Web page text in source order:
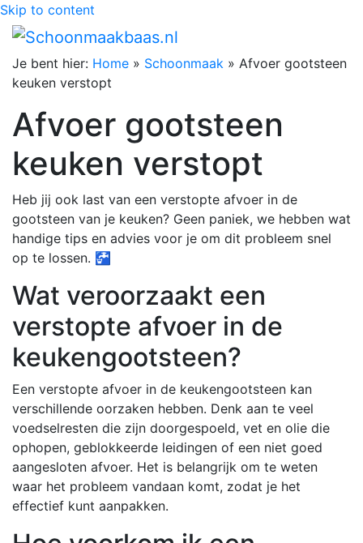
Skip to content
Je bent hier: Home » Schoonmaak » Afvoer gootsteen
keuken verstopt
Afvoer gootsteen
keuken verstopt
Heb jij ook last van een verstopte afvoer in de
gootsteen van je keuken? Geen paniek, we hebben wat
handige tips en advies voor je om dit probleem snel
op te lossen. 🚰
Wat veroorzaakt een
verstopte afvoer in de
keukengootsteen?
Een verstopte afvoer in de keukengootsteen kan
verschillende oorzaken hebben. Denk aan te veel
voedselresten die zijn doorgespoeld, vet en olie die
ophopen, geblokkeerde leidingen of een niet goed
aangesloten afvoer. Het is belangrijk om te weten
waar het probleem vandaan komt, zodat je het
effectief kunt aanpakken.